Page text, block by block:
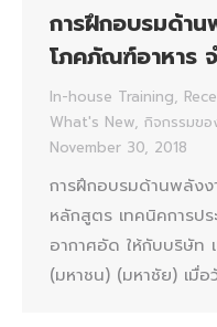
การฝึกอบรมด้า
โภคภัณฑ์อาหาร
In-house Training,
What's New, กิจกรรมขอ
November 30, 2018
การฝึกอบรมด้านพลัง
หลักสูตร เทคนิคการป
อากาศอัด ให้กับบริษัท
(มหาชน) (มหาชัย) เมื่